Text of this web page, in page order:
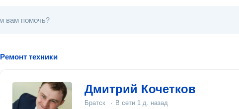
Ремонт техники
Дмитрий Кочетков
Братск · В сети 1 д. назад